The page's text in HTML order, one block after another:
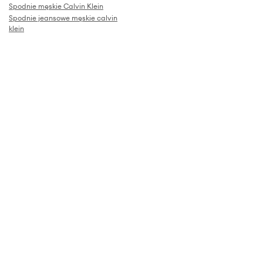
Spodnie męskie Calvin Klein
Spodnie jeansowe męskie calvin
klein